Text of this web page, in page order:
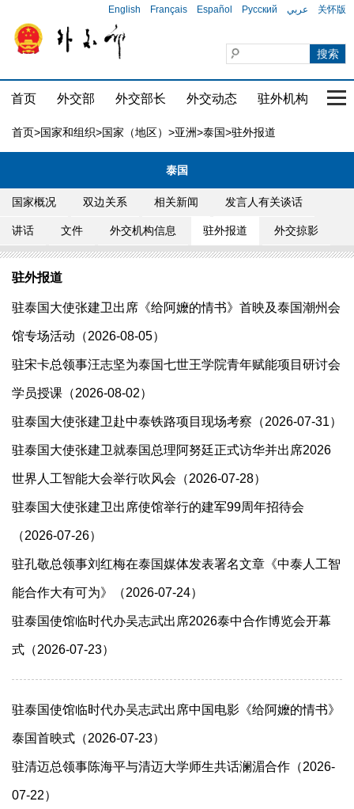
English Français Español Русский عربي 关怀版
首页 外交部 外交部长 外交动态 驻外机构 国
首页>国家和组织>国家（地区） >亚洲>泰国>驻外报道
泰国
国家概况 双边关系 相关新闻 发言人有关谈话
讲话 文件 外交机构信息 驻外报道 外交掠影
驻外报道
驻泰国大使张建卫出席《给阿嬤的情书》首映及泰国潮州会
馆专场活动（2026-08-05）
驻宋卡总领事汪志坚为泰国七世王学院青年赋能项目研讨会
学员授课（2026-08-02）
驻泰国大使张建卫赴中泰铁路项目现场考察（2026-07-31）
驻泰国大使张建卫就泰国总理阿努廷正式访华并出席2026
世界人工智能大会举行吹风会（2026-07-28）
驻泰国大使张建卫出席使馆举行的建军99周年招待会
（2026-07-26）
驻孔敬总领事刘红梅在泰国媒体发表署名文章《中泰人工智
能合作大有可为》（2026-07-24）
驻泰国使馆临时代办吴志武出席2026泰中合作博览会开幕
式（2026-07-23）
驻泰国使馆临时代办吴志武出席中国电影《给阿嬤的情书》
泰国首映式（2026-07-23）
驻清迈总领事陈海平与清迈大学师生共话澜湄合作（2026-
07-22）